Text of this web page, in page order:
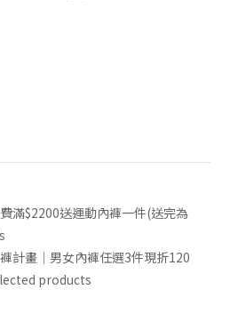
滿$2200送運動內褲一件(送完為
計畫｜男女內褲任選3件現折120
products